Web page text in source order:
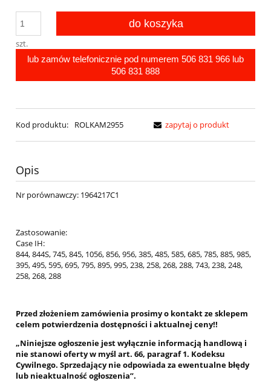
szt.
do koszyka
lub zamów telefonicznie pod numerem 506 831 966 lub
506 831 888
Kod produktu: ROLKAM2955 zapytaj o produkt
Opis
Nr porównawczy: 1964217C1
Zastosowanie:
Case IH:
844, 844S, 745, 845, 1056, 856, 956, 385, 485, 585, 685, 785, 885, 985,
395, 495, 595, 695, 795, 895, 995, 238, 258, 268, 288, 743, 238, 248,
258, 268, 288
Przed złożeniem zamówienia prosimy o kontakt ze sklepem
celem potwierdzenia dostępności i aktualnej ceny!!
„Niniejsze ogłoszenie jest wyłącznie informacją handlową i
nie stanowi oferty w myśl art. 66, paragraf 1. Kodeksu
Cywilnego. Sprzedający nie odpowiada za ewentualne błędy
lub nieaktualność ogłoszenia”.